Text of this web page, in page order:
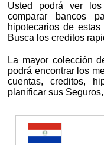
Usted podrá ver
comparar bancos
hipotecarios de
Busca los creditos
La mayor colección
podrá encontrar los
cuentas, creditos,
planificar sus